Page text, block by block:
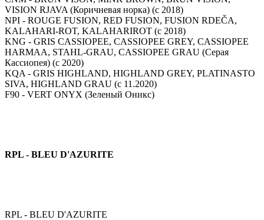
VISION RJAVA (Коричневая норка) (с 2018)
NPI - ROUGE FUSION, RED FUSION, FUSION RDEČA,
KALAHARI-ROT, KALAHARIROT (с 2018)
KNG - GRIS CASSIOPEE, CASSIOPEE GREY, CASSIOPEE
HARMAA, STAHL-GRAU, CASSIOPEE GRAU (Серая
Кассиопея) (с 2020)
KQA - GRIS HIGHLAND, HIGHLAND GREY, PLATINASTO
SIVA, HIGHLAND GRAU (с 11.2020)
F90 - VERT ONYX (Зеленый Оникс)
RPL - BLEU D'AZURITE
RPL - BLEU D'AZURITE